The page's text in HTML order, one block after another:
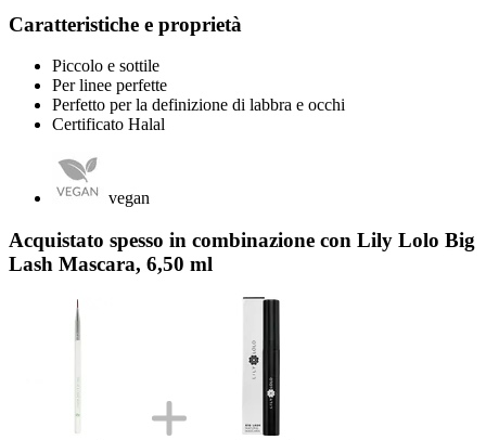
Caratteristiche e proprietà
Piccolo e sottile
Per linee perfette
Perfetto per la definizione di labbra e occhi
Certificato Halal
vegan
Acquistato spesso in combinazione con Lily Lolo Big
Lash Mascara, 6,50 ml